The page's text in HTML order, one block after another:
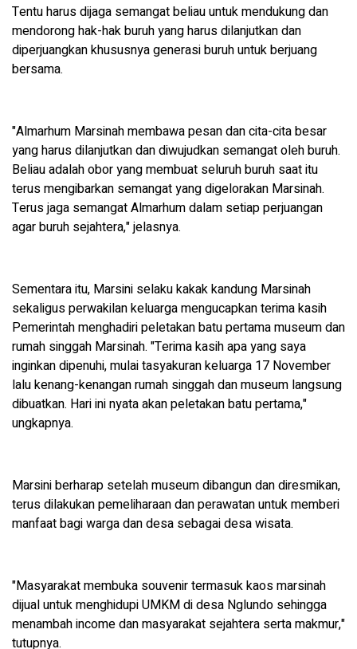
Tentu harus dijaga semangat beliau untuk mendukung dan
mendorong hak-hak buruh yang harus dilanjutkan dan
diperjuangkan khususnya generasi buruh untuk berjuang
bersama.
"Almarhum Marsinah membawa pesan dan cita-cita besar
yang harus dilanjutkan dan diwujudkan semangat oleh buruh.
Beliau adalah obor yang membuat seluruh buruh saat itu
terus mengibarkan semangat yang digelorakan Marsinah.
Terus jaga semangat Almarhum dalam setiap perjuangan
agar buruh sejahtera," jelasnya.
Sementara itu, Marsini selaku kakak kandung Marsinah
sekaligus perwakilan keluarga mengucapkan terima kasih
Pemerintah menghadiri peletakan batu pertama museum dan
rumah singgah Marsinah. "Terima kasih apa yang saya
inginkan dipenuhi, mulai tasyakuran keluarga 17 November
lalu kenang-kenangan rumah singgah dan museum langsung
dibuatkan. Hari ini nyata akan peletakan batu pertama,"
ungkapnya.
Marsini berharap setelah museum dibangun dan diresmikan,
terus dilakukan pemeliharaan dan perawatan untuk memberi
manfaat bagi warga dan desa sebagai desa wisata.
"Masyarakat membuka souvenir termasuk kaos marsinah
dijual untuk menghidupi UMKM di desa Nglundo sehingga
menambah income dan masyarakat sejahtera serta makmur,"
tutupnya.